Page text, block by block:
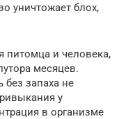
уничтожает блох,
питомца и человека,
месяцев.
без запаха не
у
в организме